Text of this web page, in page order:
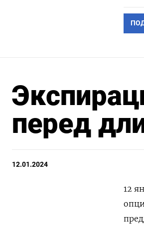
перед
12.01.2024
12